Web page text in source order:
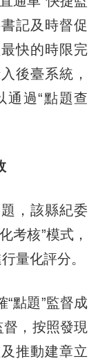
記及時督促
快的時限完
後臺系統，
通過“點題查
，該縣紀委
考核”模式，
量化評分。
點題”監督成
督，按照發現
推動建章立